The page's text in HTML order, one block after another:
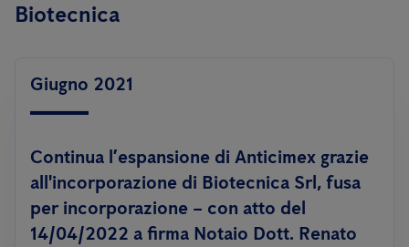
Biotecnica
Giugno 2021
Continua l’espansione di Anticimex grazie
all'incorporazione di Biotecnica Srl, fusa
per incorporazione – con atto del
14/04/2022 a firma Notaio Dott. Renato